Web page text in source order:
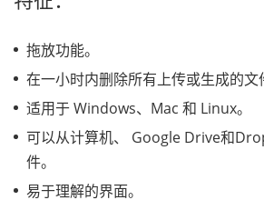
拖放功能。
在一小时内删除所有上传或生成的文
适用于 Windows、Mac 和 Linux。
可以从计算机、 Google Drive和
件。
易于理解的界面。